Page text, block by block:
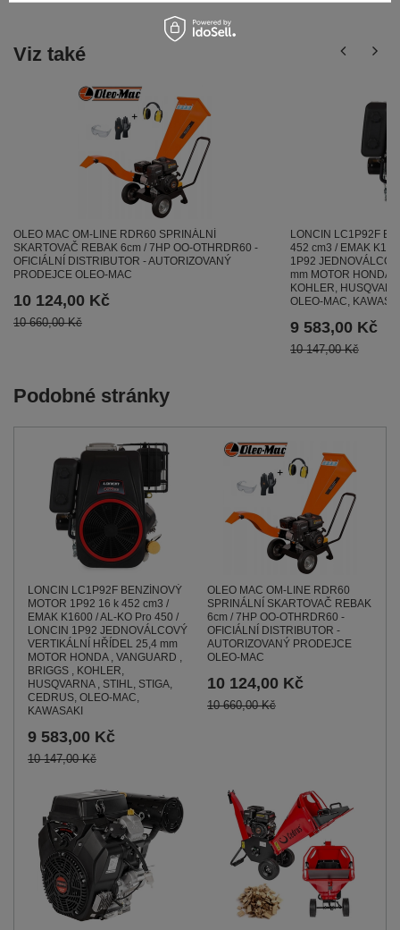
Viz také
OLEO MAC OM-LINE RDR60 SPRINÁLNÍ
SKARTOVAČ REBAK 6cm / 7HP OO-OTHRDR60 -
OFICIÁLNÍ DISTRIBUTOR - AUTORIZOVANÝ
PRODEJCE OLEO-MAC
10 124,00 Kč
10 660,00 Kč
LONCIN LC1P92F
452 cm3 / EMAK
1P92
mm MOTOR HONDA
KOHLER,
OLEO-MAC,
9 583,00 Kč
10 147,00 Kč
Podobné stránky
LONCIN LC1P92F BENZÍNOVÝ
MOTOR 1P92 16 k 452 cm3 /
EMAK K1600 / AL-KO Pro 450 /
LONCIN 1P92 JEDNOVÁLCOVÝ
VERTIKÁLNÍ HŘÍDEL 25,4 mm
MOTOR HONDA , VANGUARD ,
BRIGGS , KOHLER,
HUSQVARNA , STIHL, STIGA,
CEDRUS, OLEO-MAC,
KAWASAKI
9 583,00 Kč
10 147,00 Kč
OLEO MAC OM-LINE RDR60
SPRINÁLNÍ SKARTOVAČ REBAK
6cm / 7HP OO-OTHRDR60 -
OFICIÁLNÍ DISTRIBUTOR -
AUTORIZOVANÝ PRODEJCE
OLEO-MAC
10 124,00 Kč
10 660,00 Kč